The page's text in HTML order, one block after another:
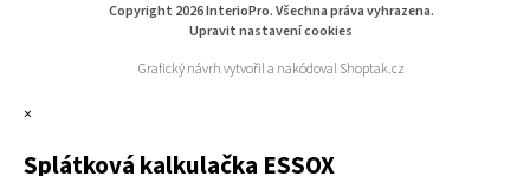
Copyright 2026InterioPro. Všechna práva vyhrazena.
Upravit nastavení cookies
Grafický návrh vytvořil a nakódoval Shoptak.cz
×
Splátková kalkulačka ESSOX